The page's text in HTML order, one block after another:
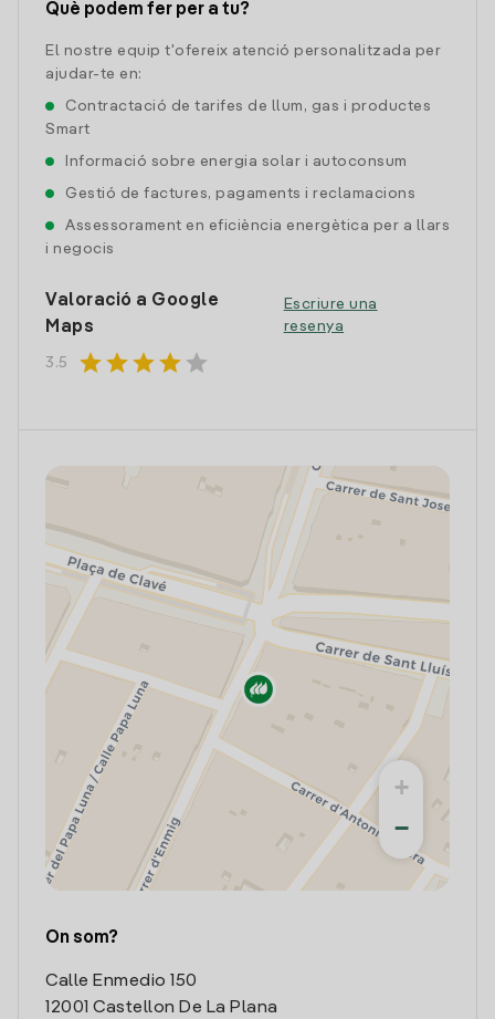
Què podem fer per a tu?
El nostre equip t'ofereix atenció personalitzada per
ajudar-te en:
Contractació de tarifes de llum, gas i productes
Smart
Informació sobre energia solar i autoconsum
Gestió de factures, pagaments i reclamacions
Assessorament en eficiència energètica per a llars
i negocis
Valoració a Google
Maps
3.5 starstarstarstar star
Escriure una
resenya
+
−
On som?
Calle Enmedio 150
12001 Castellon De La Plana